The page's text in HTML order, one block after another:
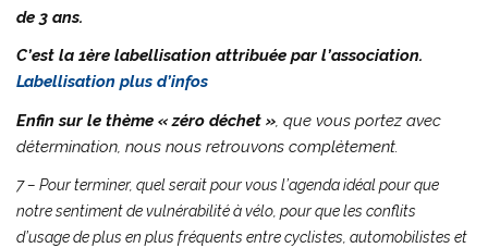
de 3 ans.
C’est la 1ère labellisation attribuée par l’association.
Labellisation plus d’infos
Enfin sur le thème « zéro déchet », que vous portez avec
détermination, nous nous retrouvons complètement.
7 – Pour terminer, quel serait pour vous l’agenda idéal pour que
notre sentiment de vulnérabilité à vélo, pour que les conflits
d’usage de plus en plus fréquents entre cyclistes, automobilistes et